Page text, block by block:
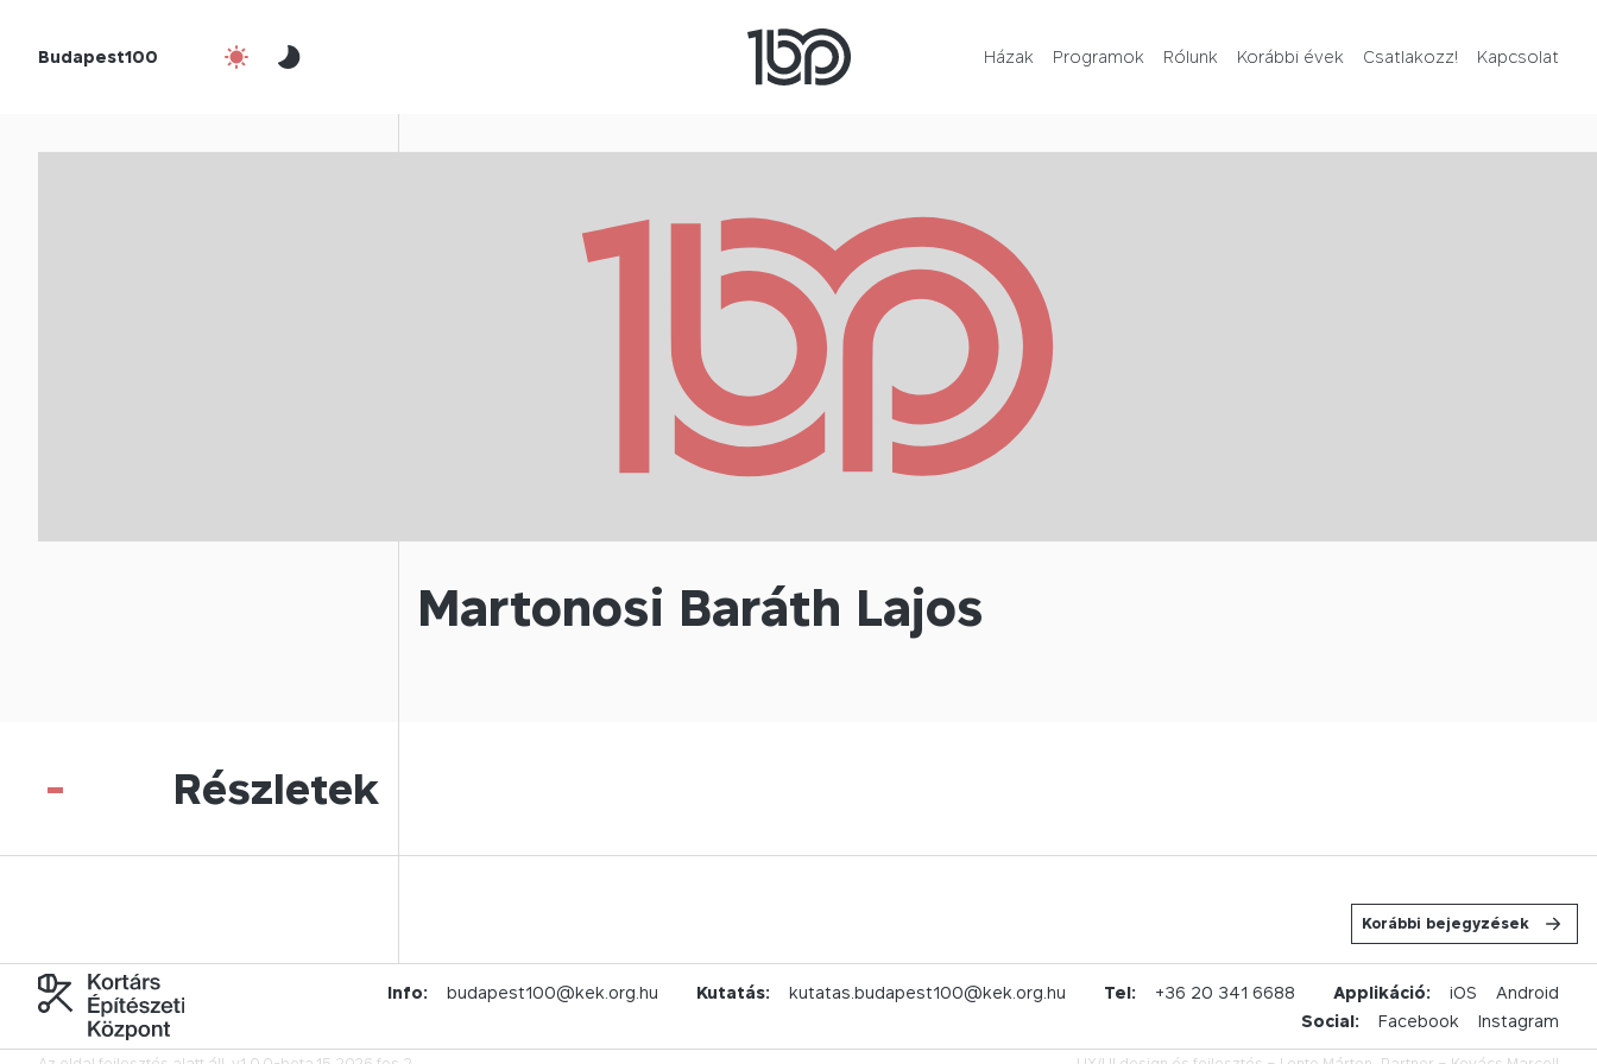
Budapest100 Házak Programok Rólunk Korábbi évek Csatlakozz! Kapcsolat
Rólunk
Martonosi Baráth Lajos
Részletek
-
Korábbi bejegyzések
Info: budapest100@kek.org.hu Kutatás: kutatas.budapest100@kek.org.hu Tel: +36 20 341 6688 Applikáció: iOS
Android
Social:
Facebook Instagram